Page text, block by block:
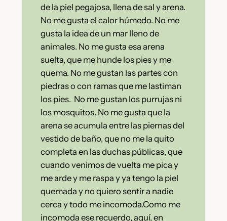
de la piel pegajosa, llena de sal y arena.
No me gusta el calor húmedo. No me
gusta la idea de un mar lleno de
animales. No me gusta esa arena
suelta, que me hunde los pies y me
quema. No me gustan las partes con
piedras o con ramas que me lastiman
los pies. No me gustan los purrujas ni
los mosquitos. No me gusta que la
arena se acumula entre las piernas del
vestido de baño, que no me la quito
completa en las duchas públicas, que
cuando venimos de vuelta me pica y
me arde y me raspa y ya tengo la piel
quemada y no quiero sentir a nadie
cerca y todo me incomoda.Como me
incomoda ese recuerdo, aquí, en